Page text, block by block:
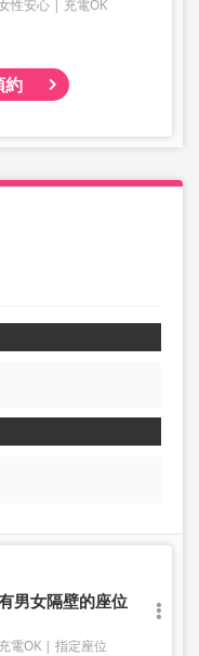
性安心
充電OK
約
男女隔壁的座位
充電OK 指定座位